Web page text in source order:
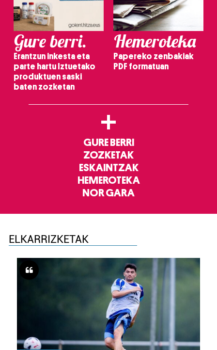
Gure berri.
Erantzun inkesta eta
parte hartu Iztuetako
produktuen saski
baten zozketan
Hemeroteka
Papereko zenbakiak
PDF formatuan
+
GURE BERRI
ZOZKETAK
ESKAINTZAK
HEMEROTEKA
NOR GARA
ELKARRIZKETAK